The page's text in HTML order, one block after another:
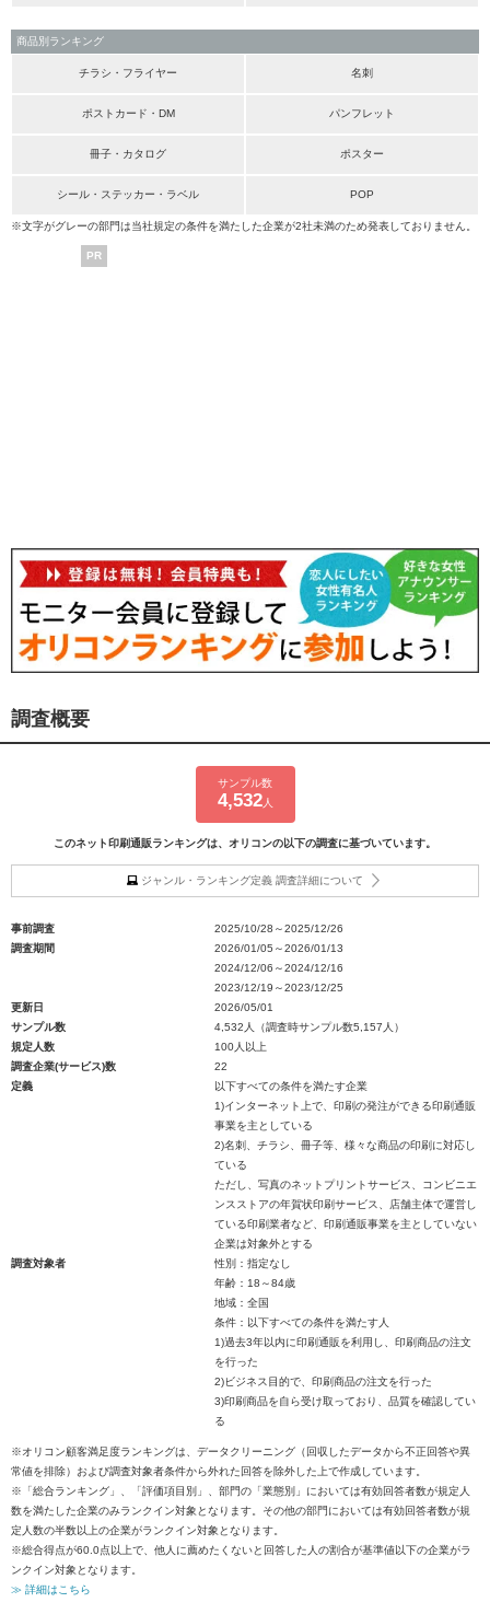
商品別ランキング
チラシ・フライヤー 名刺
ポストカード・DM パンフレット
冊子・カタログ ポスター
シール・ステッカー・ラベル POP
※文字がグレーの部門は当社規定の条件を満たした企業が2社未満のため発表しておりません。
PR
調査概要
サンプル数
4,532人
このネット印刷通販ランキングは、オリコンの以下の調査に基づいています。
ジャンル・ランキング定義 調査詳細について
事前調査
2025/10/28～2025/12/26
調査期間
2026/01/05～2026/01/13
2024/12/06～2024/12/16
2023/12/19～2023/12/25
更新日
2026/05/01
サンプル数
4,532人（調査時サンプル数5,157人）
規定人数
100人以上
調査企業(サービス)数
22
定義
以下すべての条件を満たす企業
1)インターネット上で、印刷の発注ができる印刷通販
事業を主としている
2)名刺、チラシ、冊子等、様々な商品の印刷に対応し
ている
ただし、写真のネットプリントサービス、コンビニエ
ンスストアの年賀状印刷サービス、店舗主体で運営し
ている印刷業者など、印刷通販事業を主としていない
企業は対象外とする
調査対象者
性別：指定なし
年齢：18～84歳
地域：全国
条件：以下すべての条件を満たす人
1)過去3年以内に印刷通販を利用し、印刷商品の注文
を行った
2)ビジネス目的で、印刷商品の注文を行った
3)印刷商品を自ら受け取っており、品質を確認してい
る
※オリコン顧客満足度ランキングは、データクリーニング（回収したデータから不正回答や異
常値を排除）および調査対象者条件から外れた回答を除外した上で作成しています。
※「総合ランキング」、「評価項目別」、部門の「業態別」においては有効回答者数が規定人
数を満たした企業のみランクイン対象となります。その他の部門においては有効回答者数が規
定人数の半数以上の企業がランクイン対象となります。
※総合得点が60.0点以上で、他人に薦めたくないと回答した人の割合が基準値以下の企業がラ
ンクイン対象となります。
≫ 詳細はこちら